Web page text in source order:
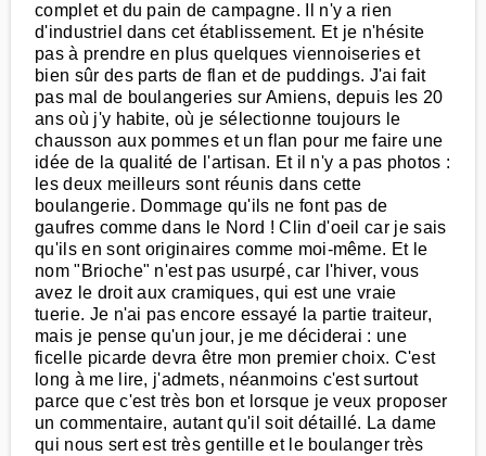
complet et du pain de campagne. Il n'y a rien
d'industriel dans cet établissement. Et je n'hésite
pas à prendre en plus quelques viennoiseries et
bien sûr des parts de flan et de puddings. J'ai fait
pas mal de boulangeries sur Amiens, depuis les 20
ans où j'y habite, où je sélectionne toujours le
chausson aux pommes et un flan pour me faire une
idée de la qualité de l'artisan. Et il n'y a pas photos :
les deux meilleurs sont réunis dans cette
boulangerie. Dommage qu'ils ne font pas de
gaufres comme dans le Nord ! Clin d'oeil car je sais
qu'ils en sont originaires comme moi-même. Et le
nom "Brioche" n'est pas usurpé, car l'hiver, vous
avez le droit aux cramiques, qui est une vraie
tuerie. Je n'ai pas encore essayé la partie traiteur,
mais je pense qu'un jour, je me déciderai : une
ficelle picarde devra être mon premier choix. C'est
long à me lire, j'admets, néanmoins c'est surtout
parce que c'est très bon et lorsque je veux proposer
un commentaire, autant qu'il soit détaillé. La dame
qui nous sert est très gentille et le boulanger très